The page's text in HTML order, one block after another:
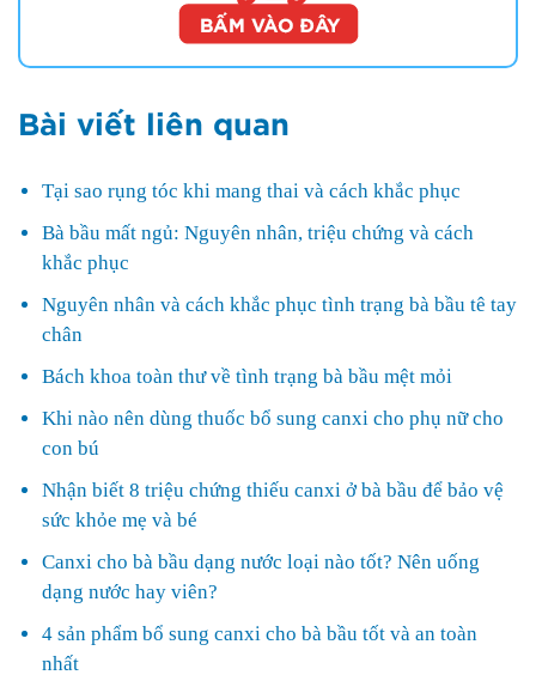
Bài viết liên quan
Tại sao rụng tóc khi mang thai và cách khắc phục
Bà bầu mất ngủ: Nguyên nhân, triệu chứng và cách
khắc phục
Nguyên nhân và cách khắc phục tình trạng bà bầu tê tay
chân
Bách khoa toàn thư về tình trạng bà bầu mệt mỏi
Khi nào nên dùng thuốc bổ sung canxi cho phụ nữ cho
con bú
Nhận biết 8 triệu chứng thiếu canxi ở bà bầu để bảo vệ
sức khỏe mẹ và bé
Canxi cho bà bầu dạng nước loại nào tốt? Nên uống
dạng nước hay viên?
4 sản phẩm bổ sung canxi cho bà bầu tốt và an toàn
nhất